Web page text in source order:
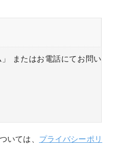
」 またはお電話にてお問い
いては、 プライバシーポリ